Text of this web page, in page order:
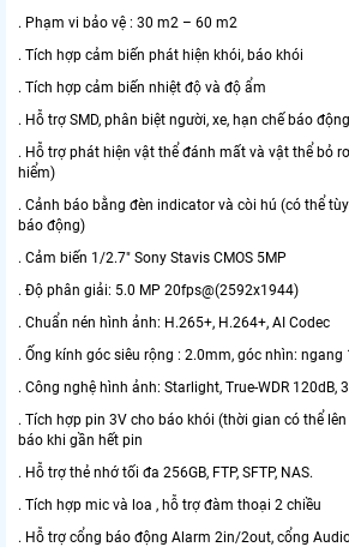
. Phạm vi bảo vệ : 30 m2 – 60 m2
. Tích hợp cảm biến phát hiện khói, báo khói
. Tích hợp cảm biến nhiệt độ và độ ẩm
. Hỗ trợ SMD, phân biệt người, xe, hạn chế báo
. Hỗ trợ phát hiện vật thể đánh mất và vật thể bỏ
hiểm)
. Cảnh báo bằng đèn indicator và còi hú (có thể
báo động)
. Cảm biến 1/2.7" Sony Stavis CMOS 5MP
. Độ phân giải: 5.0 MP 20fps@(2592x1944)
. Chuẩn nén hình ảnh: H.265+, H.264+, AI Codec
. Ống kính góc siêu rộng : 2.0mm, góc nhìn: ngang
. Công nghệ hình ảnh: Starlight, True-WDR 120dB,
. Tích hợp pin 3V cho báo khói (thời gian có thể
báo khi gần hết pin
. Hỗ trợ thẻ nhớ tối đa 256GB, FTP, SFTP, NAS.
. Tích hợp mic và loa , hỗ trợ đàm thoại 2 chiều
. Hỗ trợ cổng báo động Alarm 2in/2out, cổng